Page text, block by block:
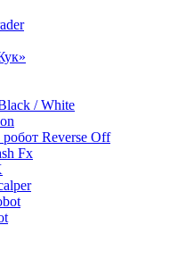
/ White
Reverse Off
Fx